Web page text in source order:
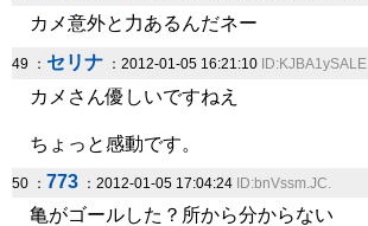
カメ意外と力あるんだネー
49 ： セリナ ：2012-01-05 16:21:10 ID:KJBA1ySALE
カメさん優しいですねえ
ちょっと感動です。
50 ： 773 ：2012-01-05 17:04:24 ID:bnVssm.JC.
亀がゴールした？所から分からない